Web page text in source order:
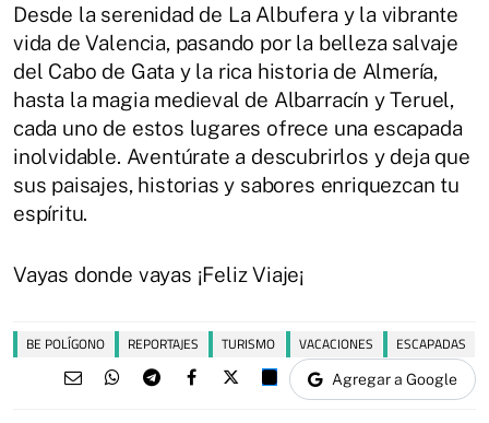
Desde la serenidad de La Albufera y la vibrante
vida de Valencia, pasando por la belleza salvaje
del Cabo de Gata y la rica historia de Almería,
hasta la magia medieval de Albarracín y Teruel,
cada uno de estos lugares ofrece una escapada
inolvidable. Aventúrate a descubrirlos y deja que
sus paisajes, historias y sabores enriquezcan tu
espíritu.
Vayas donde vayas ¡Feliz Viaje¡
BE POLÍGONO REPORTAJES TURISMO VACACIONES ESCAPADAS
Agregar a Google